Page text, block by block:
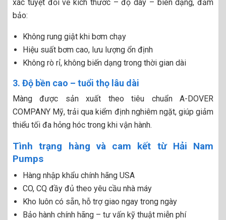
xác tuyệt đối về kích thước – độ dày – biên dạng, đảm
bảo:
Không rung giật khi bơm chạy
Hiệu suất bơm cao, lưu lượng ổn định
Không rò rỉ, không biến dạng trong thời gian dài
3. Độ bền cao – tuổi thọ lâu dài
Màng được sản xuất theo tiêu chuẩn A-DOVER
COMPANY Mỹ, trải qua kiểm định nghiêm ngặt, giúp giảm
thiểu tối đa hỏng hóc trong khi vận hành.
Tình trạng hàng và cam kết từ Hải Nam
Pumps
Hàng nhập khẩu chính hãng USA
CO, CQ đầy đủ theo yêu cầu nhà máy
Kho luôn có sẵn, hỗ trợ giao ngay trong ngày
Bảo hành chính hãng – tư vấn kỹ thuật miễn phí